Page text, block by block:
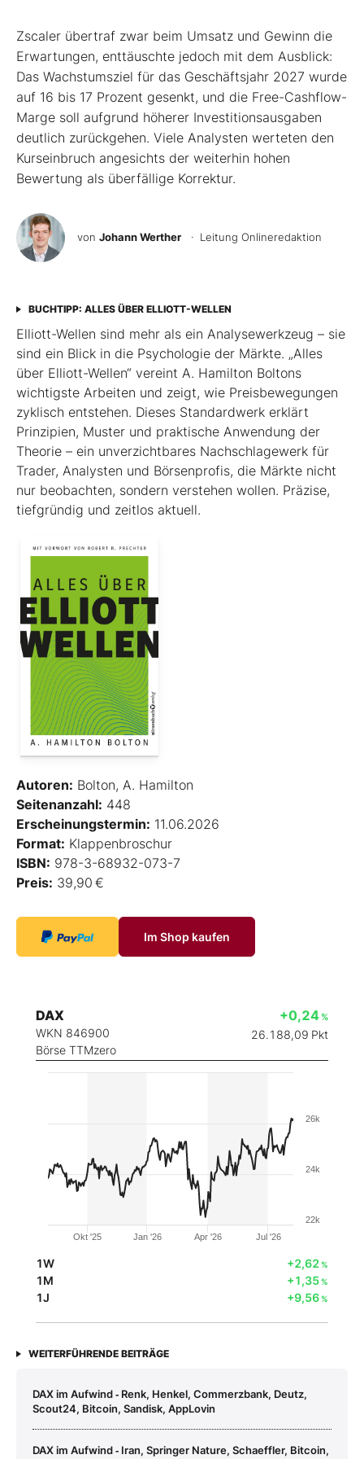
Zscaler übertraf zwar beim Umsatz und Gewinn die
Erwartungen, enttäuschte jedoch mit dem Ausblick:
Das Wachstumsziel für das Geschäftsjahr 2027 wurde
auf 16 bis 17 Prozent gesenkt, und die Free-Cashflow-
Marge soll aufgrund höherer Investitionsausgaben
deutlich zurückgehen. Viele Analysten werteten den
Kurseinbruch angesichts der weiterhin hohen
Bewertung als überfällige Korrektur.
von Johann Werther · Leitung Onlineredaktion
BUCHTIPP: ALLES ÜBER ELLIOTT-WELLEN
Elliott-Wellen sind mehr als ein Analysewerkzeug – sie
sind ein Blick in die Psychologie der Märkte. „Alles
über Elliott-Wellen“ vereint A. Hamilton Boltons
wichtigste Arbeiten und zeigt, wie Preisbewegungen
zyklisch entstehen. Dieses Standardwerk erklärt
Prinzipien, Muster und praktische Anwendung der
Theorie – ein unverzichtbares Nachschlagewerk für
Trader, Analysten und Börsenprofis, die Märkte nicht
nur beobachten, sondern verstehen wollen. Präzise,
tiefgründig und zeitlos aktuell.
Autoren: Bolton, A. Hamilton
Seitenanzahl: 448
Erscheinungstermin: 11.06.2026
Format: Klappenbroschur
ISBN: 978-3-68932-073-7
Preis: 39,90 €
Im Shop kaufen
DAX
WKN 846900
Börse TTMzero
+0,24 %
26.188,09 Pkt
Okt '25 Jan '26 Apr '26 Jul '26
22k
24k
26k
1W +2,62%
1M +1,35%
1J +9,56%
WEITERFÜHRENDE BEITRÄGE
DAX im Aufwind ‑ Renk, Henkel, Commerzbank, Deutz,
Scout24, Bitcoin, Sandisk, AppLovin
DAX im Aufwind ‑ Iran, Springer Nature, Schaeffler, Bitcoin,